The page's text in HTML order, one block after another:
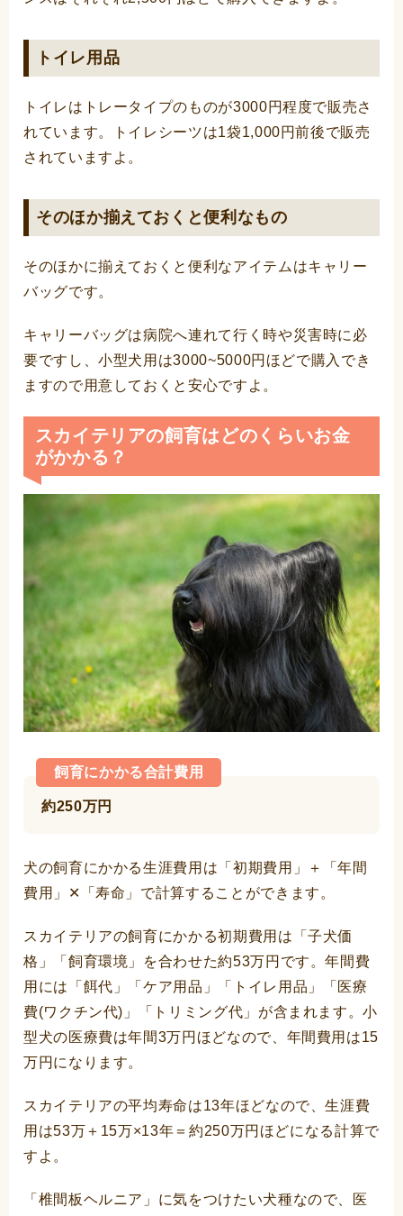
トイレ用品
トイレはトレータイプのものが3000円程度で販売さ
れています。トイレシーツは1袋1,000円前後で販売
されていますよ。
そのほか揃えておくと便利なもの
そのほかに揃えておくと便利なアイテムはキャリー
バッグです。
キャリーバッグは病院へ連れて行く時や災害時に必
要ですし、小型犬用は3000~5000円ほどで購入でき
ますので用意しておくと安心ですよ。
スカイテリアの飼育はどのくらいお金
がかかる？
飼育にかかる合計費用
約250万円
犬の飼育にかかる生涯費用は「初期費用」＋「年間
費用」✕「寿命」で計算することができます。
スカイテリアの飼育にかかる初期費用は「子犬価
格」「飼育環境」を合わせた約53万円です。年間費
用には「餌代」「ケア用品」「トイレ用品」「医療
費(ワクチン代)」「トリミング代」が含まれます。小
型犬の医療費は年間3万円ほどなので、年間費用は15
万円になります。
スカイテリアの平均寿命は13年ほどなので、生涯費
用は53万＋15万×13年＝約250万円ほどになる計算で
すよ。
「椎間板ヘルニア」に気をつけたい犬種なので、医